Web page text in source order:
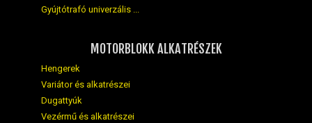
Gyújtótrafó univerzális ...
MOTORBLOKK ALKATRÉSZEK
Hengerek
Variátor és alkatrészei
Dugattyúk
Vezérmű és alkatrészei